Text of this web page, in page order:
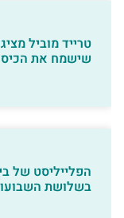
טרייד מוביל
שישמח את הכיס
הפלייליסט של
בשלושת